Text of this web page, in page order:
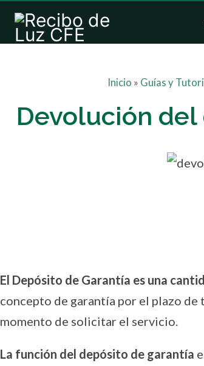
Inicio » Guías y
Devolución del
El Depósito de Garantía es una
concepto de garantía por el plazo de
momento de solicitar el servicio.
La función del depósito de garantía